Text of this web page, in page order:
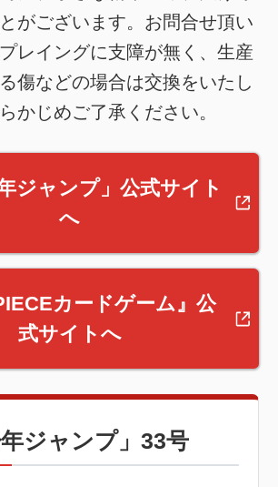
がございます。お問合せ頂い
レイングに支障が無く、生産
傷などの場合は交換をいたし
かじめご了承ください。
ジャンプ」公式サイト
へ
カードゲーム』公
式サイトへ
年ジャンプ」33号